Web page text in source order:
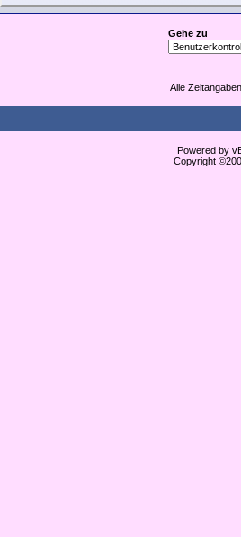
Gehe zu
Alle
Powered by
Copyright